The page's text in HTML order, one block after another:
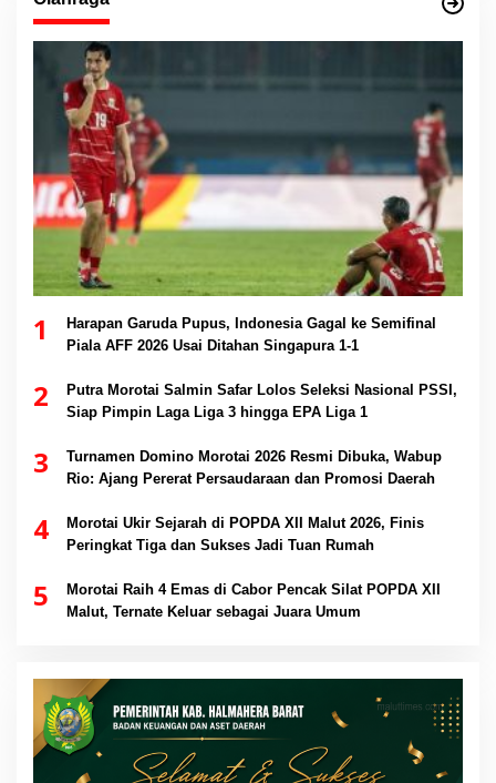
1
Harapan Garuda Pupus, Indonesia Gagal ke Semifinal
Piala AFF 2026 Usai Ditahan Singapura 1-1
2
Putra Morotai Salmin Safar Lolos Seleksi Nasional PSSI,
Siap Pimpin Laga Liga 3 hingga EPA Liga 1
3
Turnamen Domino Morotai 2026 Resmi Dibuka, Wabup
Rio: Ajang Pererat Persaudaraan dan Promosi Daerah
4
Morotai Ukir Sejarah di POPDA XII Malut 2026, Finis
Peringkat Tiga dan Sukses Jadi Tuan Rumah
5
Morotai Raih 4 Emas di Cabor Pencak Silat POPDA XII
Malut, Ternate Keluar sebagai Juara Umum